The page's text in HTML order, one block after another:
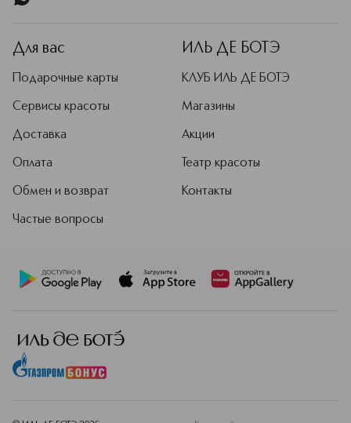
Для вас
Подарочные карты
Сервисы красоты
Доставка
Оплата
Обмен и возврат
Частые вопросы
ИЛЬ ДЕ БОТЭ
КЛУБ ИЛЬ ДЕ БОТЭ
Магазины
Акции
Театр красоты
Контакты